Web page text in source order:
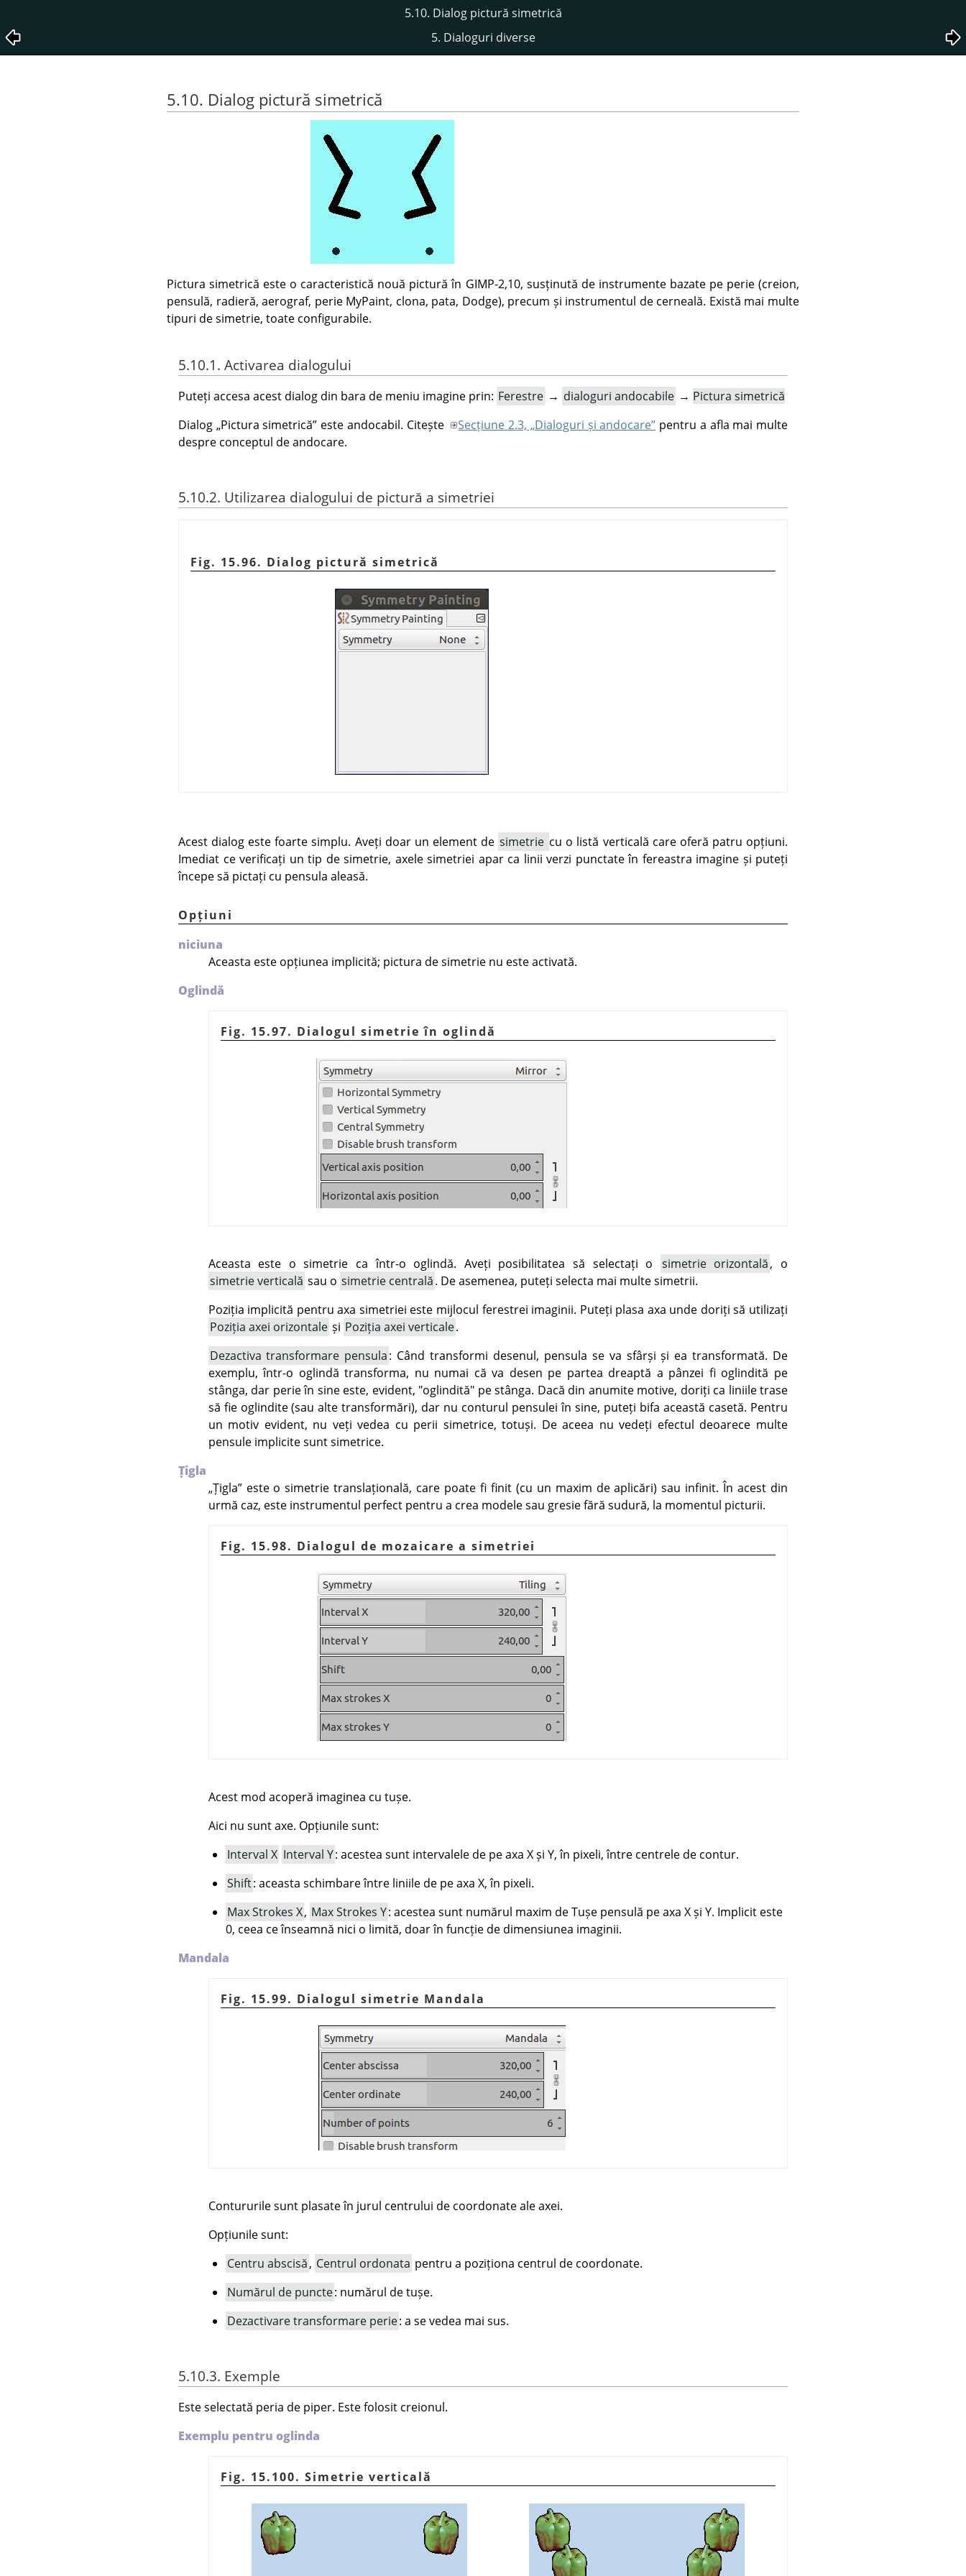
5.10. Dialog pictură simetrică
5. Dialoguri diverse
5.10. Dialog pictură simetrică
Pictura simetrică este o caracteristică nouă pictură în GIMP-2,10, susținută de instrumente bazate pe perie (creion,
pensulă, radieră, aerograf, perie MyPaint, clona, pata, Dodge), precum și instrumentul de cerneală. Există mai multe
tipuri de simetrie, toate configurabile.
5.10.1. Activarea dialogului
Puteți accesa acest dialog din bara de meniu imagine prin: Ferestre → dialoguri andocabile → Pictura simetrică
Dialog „Pictura simetrică” este andocabil. Citește Secțiune 2.3, „Dialoguri și andocare” pentru a afla mai multe
despre conceptul de andocare.
5.10.2. Utilizarea dialogului de pictură a simetriei
Fig. 15.96. Dialog pictură simetrică
Acest dialog este foarte simplu. Aveți doar un element de simetrie cu o listă verticală care oferă patru opțiuni.
Imediat ce verificați un tip de simetrie, axele simetriei apar ca linii verzi punctate în fereastra imagine și puteți
începe să pictați cu pensula aleasă.
Opțiuni
niciuna
Aceasta este opțiunea implicită; pictura de simetrie nu este activată.
Oglindă
Fig. 15.97. Dialogul simetrie în oglindă
Aceasta este o simetrie ca într-o oglindă. Aveți posibilitatea să selectați o simetrie orizontală, o
simetrie verticală sau o simetrie centrală. De asemenea, puteți selecta mai multe simetrii.
Poziția implicită pentru axa simetriei este mijlocul ferestrei imaginii. Puteți plasa axa unde doriți să utilizați
Poziția axei orizontale și Poziția axei verticale.
Dezactiva transformare pensula: Când transformi desenul, pensula se va sfârși și ea transformată. De
exemplu, într-o oglindă transforma, nu numai că va desen pe partea dreaptă a pânzei fi oglindită pe
stânga, dar perie în sine este, evident, "oglindită" pe stânga. Dacă din anumite motive, doriți ca liniile trase
să fie oglindite (sau alte transformări), dar nu conturul pensulei în sine, puteți bifa această casetă. Pentru
un motiv evident, nu veți vedea cu perii simetrice, totuși. De aceea nu vedeți efectul deoarece multe
pensule implicite sunt simetrice.
Țigla
„Țigla”este o simetrie translațională, care poate fi finit (cu un maxim de aplicări) sau infinit. În acest din
urmă caz, este instrumentul perfect pentru a crea modele sau gresie fără sudură, la momentul picturii.
Fig. 15.98. Dialogul de mozaicare a simetriei
Acest mod acoperă imaginea cu tușe.
Aici nu sunt axe. Opțiunile sunt:
Interval X Interval Y: acestea sunt intervalele de pe axa X și Y, în pixeli, între centrele de contur.
Shift: aceasta schimbare între liniile de pe axa X, în pixeli.
Max Strokes X, Max Strokes Y: acestea sunt numărul maxim de Tușe pensulă pe axa X și Y. Implicit este
0, ceea ce înseamnă nici o limită, doar în funcție de dimensiunea imaginii.
Mandala
Fig. 15.99. Dialogul simetrie Mandala
Contururile sunt plasate în jurul centrului de coordonate ale axei.
Opțiunile sunt:
Centru abscisă, Centrul ordonata pentru a poziționa centrul de coordonate.
Numărul de puncte: numărul de tușe.
Dezactivare transformare perie: a se vedea mai sus.
5.10.3. Exemple
Este selectată peria de piper. Este folosit creionul.
Exemplu pentru oglinda
Fig. 15.100. Simetrie verticală